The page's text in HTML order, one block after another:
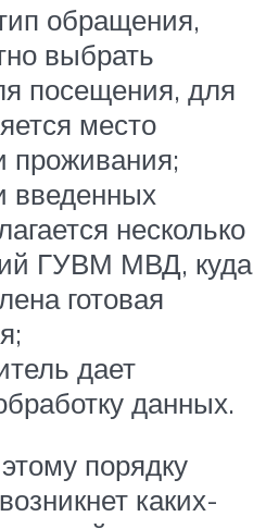
обращения,
выбрать
посещения, для
место
проживания;
введенных
несколько
ГУВМ МВД, куда
готовая
дает
данных.
порядку
каких-